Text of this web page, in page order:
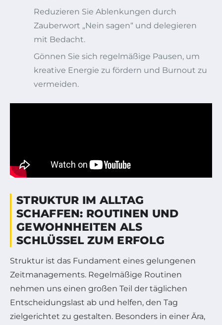
Reduzieren Sie Ablenkungen durch
Zauberwort „Nein sagen“ und delegieren
mit Bedacht.
Gönnen Sie sich regelmäßige Pausen, um
kreative Energie zu fördern und Burnout zu
vermeiden.
STRUKTUR IM ALLTAG
SCHAFFEN: ROUTINEN UND
GEWOHNHEITEN ALS
SCHLÜSSEL ZUM ERFOLG
Struktur ist das Fundament eines gelungenen
Zeitmanagements. Regelmäßige Routinen
nehmen uns einen großen Teil der täglichen
Entscheidungslast ab und helfen, den Tag
zielgerichtet zu gestalten. Besonders in einer Ära,